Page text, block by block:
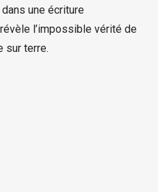
une écriture
l’impossible vérité de
sur terre.